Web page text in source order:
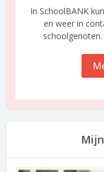
In SchoolBANK
en weer in